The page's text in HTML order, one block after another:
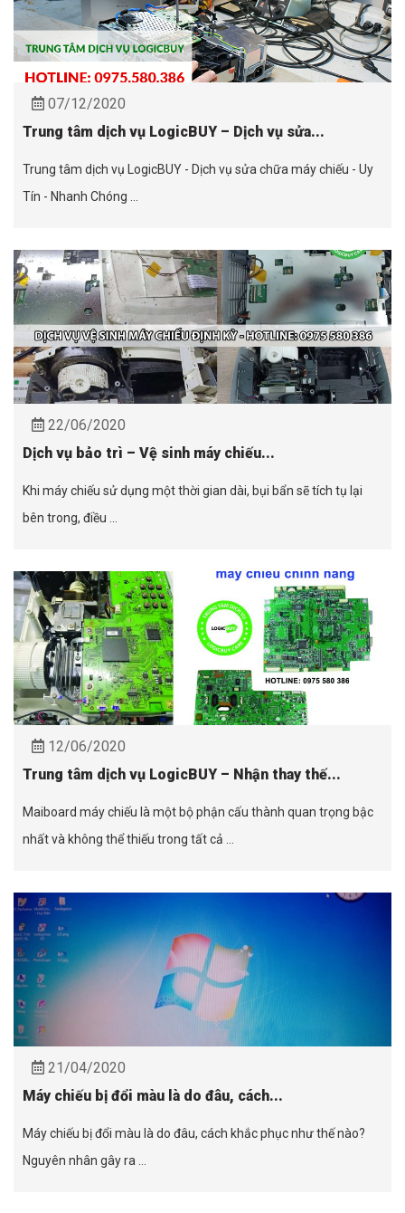
07/12/2020
Trung tâm dịch vụ LogicBUY – Dịch vụ sửa...
Trung tâm dịch vụ LogicBUY - Dịch vụ sửa chữa máy chiếu - Uy
Tín - Nhanh Chóng ...
22/06/2020
Dịch vụ bảo trì – Vệ sinh máy chiếu...
Khi máy chiếu sử dụng một thời gian dài, bụi bẩn sẽ tích tụ lại
bên trong, điều ...
12/06/2020
Trung tâm dịch vụ LogicBUY – Nhận thay thế...
Maiboard máy chiếu là một bộ phận cấu thành quan trọng bậc
nhất và không thể thiếu trong tất cả ...
21/04/2020
Máy chiếu bị đổi màu là do đâu, cách...
Máy chiếu bị đổi màu là do đâu, cách khắc phục như thế nào?
Nguyên nhân gây ra ...